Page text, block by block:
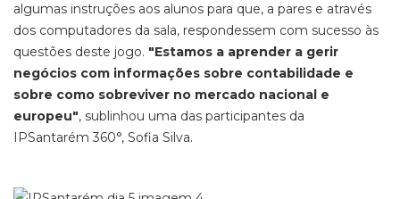
algumas instruções aos alunos para que, a pares e através
dos computadores da sala, respondessem com sucesso às
questões deste jogo. "Estamos a aprender a gerir
negócios com informações sobre contabilidade e
sobre como sobreviver no mercado nacional e
europeu", sublinhou uma das participantes da
IPSantarém 360°, Sofia Silva.